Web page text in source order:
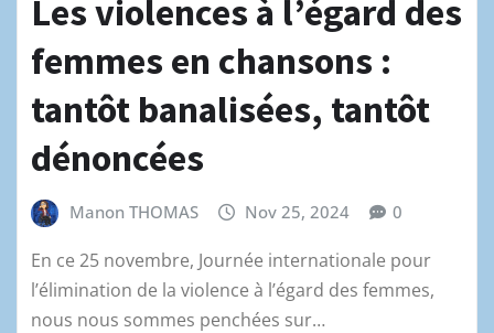
Les violences à l’égard des
femmes en chansons :
tantôt banalisées, tantôt
dénoncées
Manon THOMAS Nov 25, 2024 0
En ce 25 novembre, Journée internationale pour
l’élimination de la violence à l’égard des femmes,
nous nous sommes penchées sur…